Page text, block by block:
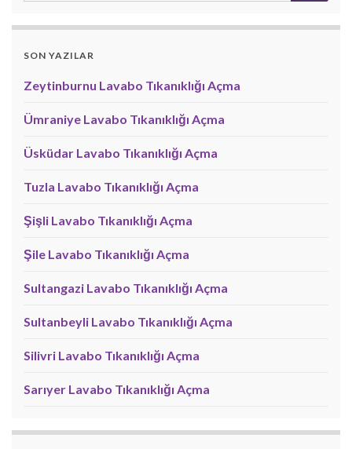
SON YAZILAR
Zeytinburnu Lavabo Tıkanıklığı Açma
Ümraniye Lavabo Tıkanıklığı Açma
Üsküdar Lavabo Tıkanıklığı Açma
Tuzla Lavabo Tıkanıklığı Açma
Şişli Lavabo Tıkanıklığı Açma
Şile Lavabo Tıkanıklığı Açma
Sultangazi Lavabo Tıkanıklığı Açma
Sultanbeyli Lavabo Tıkanıklığı Açma
Silivri Lavabo Tıkanıklığı Açma
Sarıyer Lavabo Tıkanıklığı Açma